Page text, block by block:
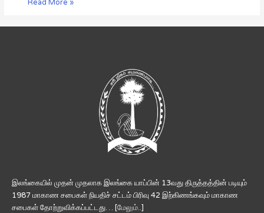
Read More »
இலங்கையில் முதன் முதலாக இலங்கை யாப்பின் 13வது திருத்தத்தின் படியும்
1987 மாகாண சபைகள் நியதிச் சட்டம் பிரிவு 42 இற்கிணங்கவும் மாகாண
சபைகள் தோற்றுவிக்கப்பட்டது… [மேலும்..]